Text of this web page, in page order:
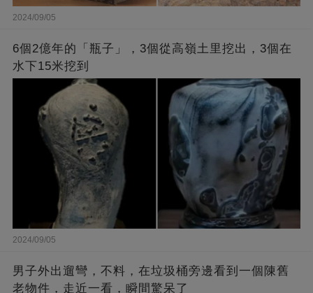
2024/09/05
6個2億年的「瓶子」，3個從高嶺土里挖出，3個在
水下15米挖到
2024/09/05
男子外出遛彎，不料，在垃圾桶旁邊看到一個陳舊
老物件，走近一看，瞬間驚呆了